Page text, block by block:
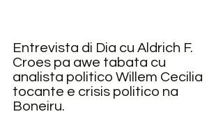
Entrevista di Dia cu Aldrich F.
Croes pa awe tabata cu
analista politico Willem Cecilia
tocante e crisis politico na
Boneiru.